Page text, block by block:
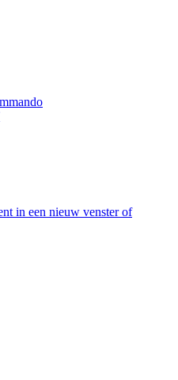
in een nieuw venster of